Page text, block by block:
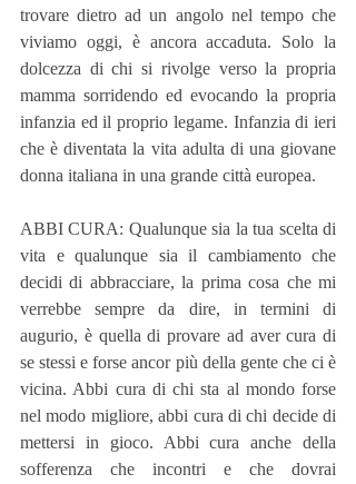
trovare dietro ad un angolo nel tempo che
viviamo oggi, è ancora accaduta. Solo la
dolcezza di chi si rivolge verso la propria
mamma sorridendo ed evocando la propria
infanzia ed il proprio legame. Infanzia di ieri
che è diventata la vita adulta di una giovane
donna italiana in una grande città europea.
ABBI CURA: Qualunque sia la tua scelta di
vita e qualunque sia il cambiamento che
decidi di abbracciare, la prima cosa che mi
verrebbe sempre da dire, in termini di
augurio, è quella di provare ad aver cura di
se stessi e forse ancor più della gente che ci è
vicina. Abbi cura di chi sta al mondo forse
nel modo migliore, abbi cura di chi decide di
mettersi in gioco. Abbi cura anche della
sofferenza che incontri e che dovrai